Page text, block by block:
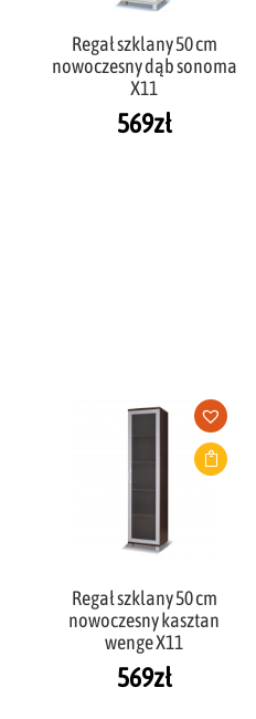
Regał szklany 50 cm
nowoczesny dąb sonoma
X11
569zł
Regał szklany 50 cm
nowoczesny kasztan
wenge X11
569zł